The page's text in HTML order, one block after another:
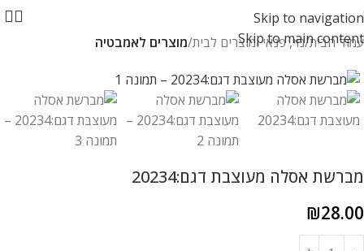
Skip to navigation
Skip to main content
עמוד הבית נוי, פנאי ומוצרים לבית מוצרים לאמבטיה
מברשת אסלה מעוצבת דגם:20234
₪28.00